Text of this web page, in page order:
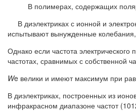
В полимерах, содержащих
В диэлектриках с ионной и
испытывают вынужденные
Однако если частота
частотах, сравнимых с собственной
We велики и имеют максимум при
В диэлектриках, построенных из
инфракрасном диапазоне частот